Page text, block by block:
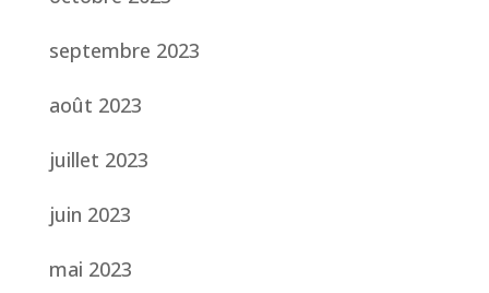
septembre 2023
août 2023
juillet 2023
juin 2023
mai 2023